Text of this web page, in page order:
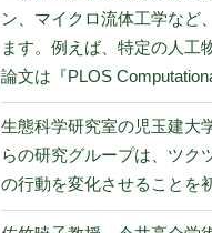
ン、マイクロ流体工学など
ます。例えば、特定の人工
論文は『PLOS
生態科学研究室の児玉建大
らの研究グループは、ツク
の⾏動を変化させることを